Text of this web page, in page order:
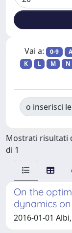
Vai a: 0-9 A
K
L M N
o inserisci
Mostrati risultati
di 1
On the
dynamics
2016-01-01